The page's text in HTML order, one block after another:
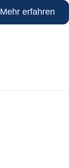
Mehr erfahren